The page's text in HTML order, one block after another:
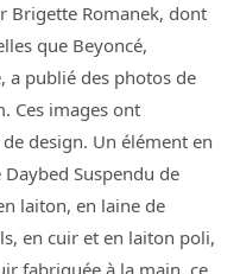
Brigette Romanek, dont
que Beyoncé,
a publié des photos de
Ces images ont
design. Un élément en
Suspendu de
laiton, en laine de
en cuir et en laiton poli,